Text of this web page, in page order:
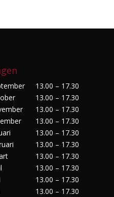
13.00 – 17.30
13.00 – 17.30
13.00 – 17.30
13.00 – 17.30
13.00 – 17.30
13.00 – 17.30
13.00 – 17.30
13.00 – 17.30
13.00 – 17.30
13.00 – 17.30